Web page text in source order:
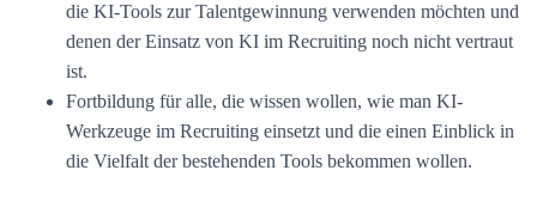
die KI-Tools zur Talentgewinnung verwenden möchten und
denen der Einsatz von KI im Recruiting noch nicht vertraut
ist.
Fortbildung für alle, die wissen wollen, wie man KI-
Werkzeuge im Recruiting einsetzt und die einen Einblick in
die Vielfalt der bestehenden Tools bekommen wollen.